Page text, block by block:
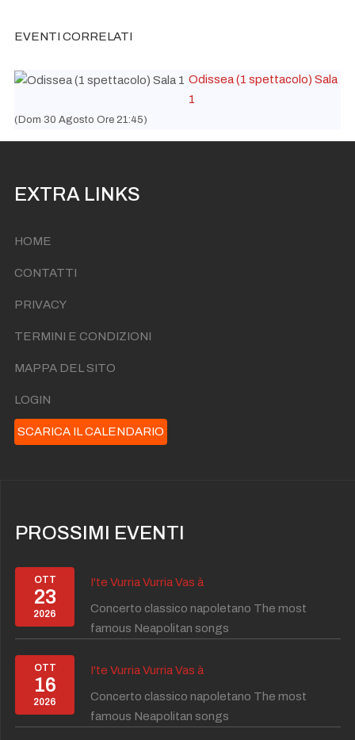
EVENTI CORRELATI
Odissea (1 spettacolo) Sala
1
(Dom 30 Agosto Ore 21:45)
EXTRA LINKS
HOME
CONTATTI
PRIVACY
TERMINI E CONDIZIONI
MAPPA DEL SITO
LOGIN
SCARICA IL CALENDARIO
PROSSIMI EVENTI
OTT
23
2026
I'te Vurria Vurria Vas à
Concerto classico napoletano The most
famous Neapolitan songs
OTT
16
2026
I'te Vurria Vurria Vas à
Concerto classico napoletano The most
famous Neapolitan songs